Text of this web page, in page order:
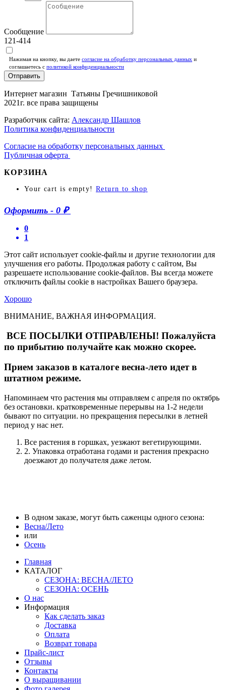
Сообщение
121-414
Нажимая на кнопку, вы даете согласие на обработку персональных данных и
соглашаетесь c политикой конфиденциальности
Отправить
Интернет магазин Татьяны Гречишниковой
2021г. все права защищены
Разработчик сайта: Александр Шашлов
Политика конфиденциальности
Согласие на обработку персональных данных
Публичная оферта
КОРЗИНА
Your cart is empty! Return to shop
Оформить - 0 ₽
0
1
Этот сайт использует cookie-файлы и другие технологии для
улучшения его работы. Продолжая работу с сайтом, Вы
разрешаете использование cookie-файлов. Вы всегда можете
отключить файлы cookie в настройках Вашего браузера.
Хорошо
ВНИМАНИЕ, ВАЖНАЯ ИНФОРМАЦИЯ.
ВСЕ ПОСЫЛКИ ОТПРАВЛЕНЫ! Пожалуйста
по прибытию получайте как можно скорее.
Прием заказов в каталоге весна-лето идет в
штатном режиме.
Напоминаем что растения мы отправляем с апреля по октябрь
без остановки. кратковременные перерывы на 1-2 недели
бывают по ситуации. но прекращения пересылки в летней
период у нас нет.
Все растения в горшках, уезжают вегетирующими.
2. Упаковка отработана годами и растения прекрасно
доезжают до получателя даже летом.
В одном заказе, могут быть саженцы одного сезона:
Весна/Лето
или
Осень
Главная
КАТАЛОГ
СЕЗОНА: ВЕСНА/ЛЕТО
СЕЗОНА: ОСЕНЬ
О нас
Информация
Как сделать заказ
Доставка
Оплата
Возврат товара
Прайс-лист
Отзывы
Контакты
О выращивании